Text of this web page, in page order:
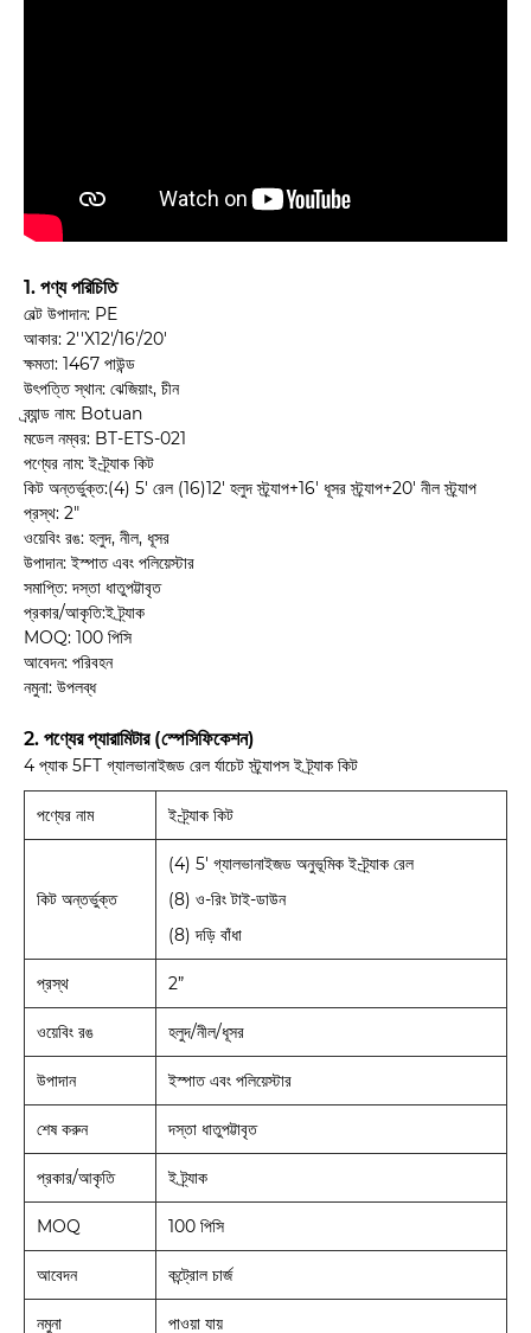
1. পণ্য পরিচিতি
বেল্ট উপাদান: PE
আকার: 2''X12'/16'/20'
ক্ষমতা: 1467 পাউন্ড
উৎপত্তি স্থান: ঝেজিয়াং, চীন
ব্র্যান্ড নাম: Botuan
মডেল নম্বর: BT-ETS-021
পণ্যের নাম: ই-ট্র্যাক কিট
কিট অন্তর্ভুক্ত:(4) 5' রেল (16)12' হলুদ স্ট্র্যাপ+16' ধূসর স্ট্র্যাপ+20' নীল স্ট্র্যাপ
প্রস্থ: 2"
ওয়েবিং রঙ: হলুদ, নীল, ধূসর
উপাদান: ইস্পাত এবং পলিয়েস্টার
সমাপ্তি: দস্তা ধাতুপট্টাবৃত
প্রকার/আকৃতি:ই ট্র্যাক
MOQ: 100 পিসি
আবেদন: পরিবহন
নমুনা: উপলব্ধ
2. পণ্যের প্যারামিটার (স্পেসিফিকেশন)
4 প্যাক 5FT গ্যালভানাইজড রেল র্যাচেট স্ট্র্যাপস ই ট্র্যাক কিট
পণ্যের নাম ই-ট্র্যাক কিট
কিট অন্তর্ভুক্ত
(4) 5' গ্যালভানাইজড অনুভূমিক ই-ট্র্যাক রেল
(8) ও-রিং টাই-ডাউন
(8) দড়ি বাঁধা
প্রস্থ 2”
ওয়েবিং রঙ হলুদ/নীল/ধূসর
উপাদান ইস্পাত এবং পলিয়েস্টার
শেষ করুন দস্তা ধাতুপট্টাবৃত
প্রকার/আকৃতি ই ট্র্যাক
MOQ 100 পিসি
আবেদন কন্ট্রোল চার্জ
নমুনা পাওয়া যায়